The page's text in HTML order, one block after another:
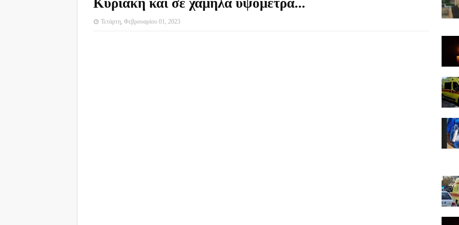
Κυριακή και σε χαμηλά υψόμετρα...
Τετάρτη, Φεβρουαρίου 01, 2023